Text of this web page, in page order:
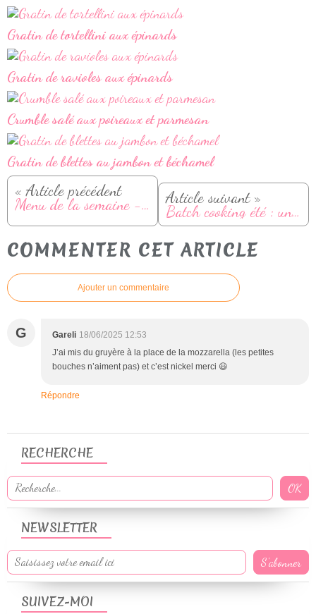
Gratin de tortellini aux épinards
Gratin de ravioles aux épinards
Crumble salé aux poireaux et parmesan
Gratin de blettes au jambon et béchamel
« Article précédent
Menu de la semaine - Du 16 au 22 juin Article suivant »
Batch cooking été : un menu complet pour 4 personnes en 2h
COMMENTER CET ARTICLE
Ajouter un commentaire
G Gareli 18/06/2025 12:53
J’ai mis du gruyère à la place de la mozzarella (les petites
bouches n’aiment pas) et c’est nickel merci 😃
Répondre
NEWSLETTER
SUIVEZ-MOI
RECHERCHE